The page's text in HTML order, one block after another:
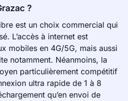
?
est un choix commercial qui
L’accès à internet est
mobiles en 4G/5G, mais aussi
notamment. Néanmoins, la
particulièrement compétitif
ultra rapide de 1 à 8
qu’en envoi de